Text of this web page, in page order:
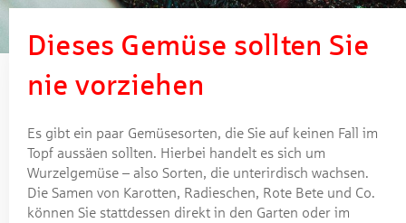
Dieses Gemüse sollten Sie
nie vorziehen
Es gibt ein paar Gemüsesorten, die Sie auf keinen Fall im
Topf aussäen sollten. Hierbei handelt es sich um
Wurzelgemüse – also Sorten, die unterirdisch wachsen.
Die Samen von Karotten, Radieschen, Rote Bete und Co.
können Sie stattdessen direkt in den Garten oder im